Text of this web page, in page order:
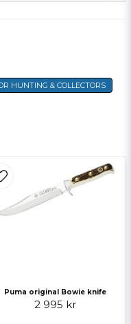
Puma original Bowie knife
2 995 kr
HUNTING & COLLECTORS